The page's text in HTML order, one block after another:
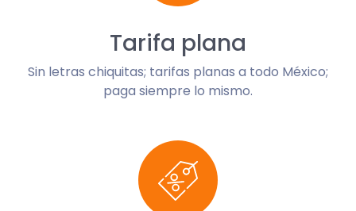
Tarifa plana
Sin letras chiquitas; tarifas planas a todo México;
paga siempre lo mismo.